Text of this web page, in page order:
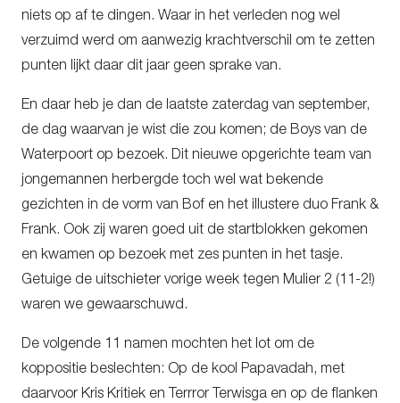
niets op af te dingen. Waar in het verleden nog wel
verzuimd werd om aanwezig krachtverschil om te zetten
punten lijkt daar dit jaar geen sprake van.
En daar heb je dan de laatste zaterdag van september,
de dag waarvan je wist die zou komen; de Boys van de
Waterpoort op bezoek. Dit nieuwe opgerichte team van
jongemannen herbergde toch wel wat bekende
gezichten in de vorm van Bof en het illustere duo Frank &
Frank. Ook zij waren goed uit de startblokken gekomen
en kwamen op bezoek met zes punten in het tasje.
Getuige de uitschieter vorige week tegen Mulier 2 (11-2!)
waren we gewaarschuwd.
De volgende 11 namen mochten het lot om de
koppositie beslechten: Op de kool Papavadah, met
daarvoor Kris Kritiek en Terrror Terwisga en op de flanken